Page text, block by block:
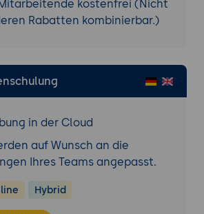
kostenfrei (Nicht
Rabatten kombinierbar.)
in der Cloud
auf Wunsch an die
Ihres Teams angepasst.
Hybrid